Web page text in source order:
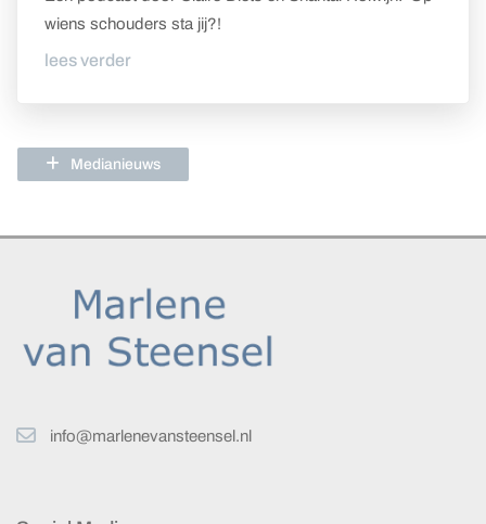
wiens schouders sta jij?!
lees verder
Medianieuws
info@marlenevansteensel.nl